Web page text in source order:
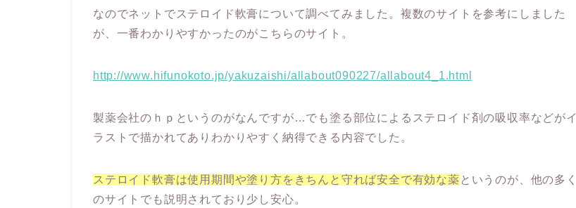
なのでネットでステロイド軟膏について調べてみました。複数のサイトを参考にしました
が、一番わかりやすかったのがこちらのサイト。
http://www.hifunokoto.jp/yakuzaishi/allabout090227/allabout4_1.html
製薬会社のｈｐというのがなんですが…でも塗る部位によるステロイド剤の吸収率などがイ
ラストで描かれてありわかりやすく納得できる内容でした。
ステロイド軟膏は使用期間や塗り方をきちんと守れば安全で有効な薬 というのが、他の多く
のサイトでも説明されており少し安心。